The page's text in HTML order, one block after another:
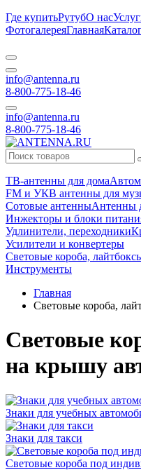
Где купитьРутубО нас
ФотогалереяГлавная
info@antenna.ru
8-800-775-18-46
info@antenna.ru
8-800-775-18-46
ТВ-антенны для дома
FM и УКВ антенны для
Сотовые антенныАнтенны
Инжекторы и блоки
Удлинители, переходники
Усилители и конвертеры
Световые короба,
Инструменты
Главная
Световые короба,
Световые
на крышу
Знаки для учебных
Знаки для такси
Световые короба под